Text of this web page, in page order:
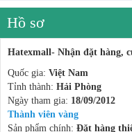
Hồ sơ
Hatexmall- Nhận đặt hàng,
Quốc gia: Việt Nam
Tỉnh thành: Hải Phòng
Ngày tham gia: 18/09/2012
Thành viên vàng
Sản phẩm chính: Đặt hàng